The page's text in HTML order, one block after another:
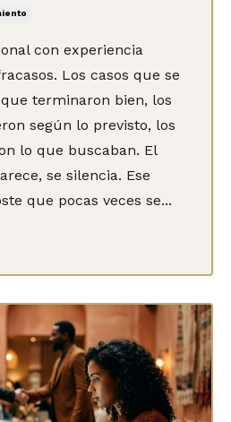
con experiencia
Los casos que se
terminaron bien, los
según lo previsto, los
lo que buscaban. El
se silencia. Ese
que pocas veces se...